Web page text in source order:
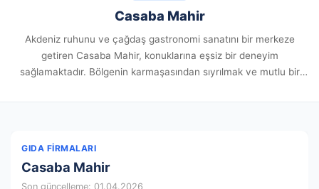
Casaba Mahir
Akdeniz ruhunu ve çağdaş gastronomi sanatını bir merkeze
getiren Casaba Mahir, konuklarına eşsiz bir deneyim
sağlamaktadır. Bölgenin karmaşasından sıyrılmak ve mutlu bir
GIDA FIRMALARI
Casaba Mahir
Son güncelleme: 01.04.2026